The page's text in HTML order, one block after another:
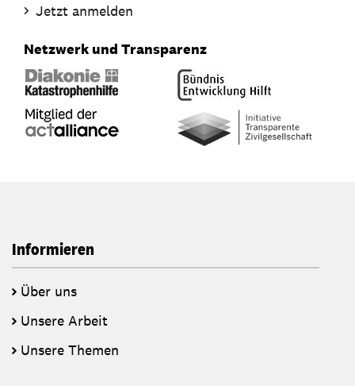
Jetzt anmelden
Netzwerk und Transparenz
Informieren
Über uns
Unsere Arbeit
Unsere Themen